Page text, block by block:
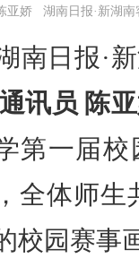
亚娇 湖南日报·新湖南
南日报·
讯员 陈亚
第一届校
，全体师
校园赛事